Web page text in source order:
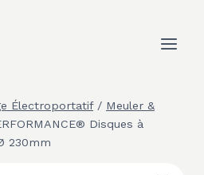
Électroportatif / Meuler &
Disques à
230mm